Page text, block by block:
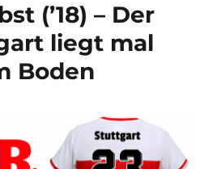
(’18) – Der
liegt mal
Boden